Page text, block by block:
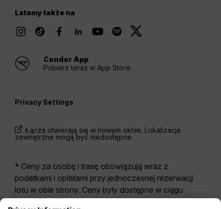
Latamy także na
Condor App
Pobierz teraz w App Store.
Privacy Settings
Łącza otwierają się w nowym oknie. Lokalizacje
zewnętrzne mogą być niedostępne.
* Ceny za osobę i trasę obowiązują wraz z
podatkami i opłatami przy jednoczesnej rezerwacji
lotu w obie strony. Ceny były dostępne w ciągu